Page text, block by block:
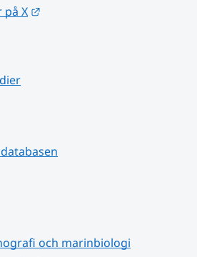
X
och marinbiologi